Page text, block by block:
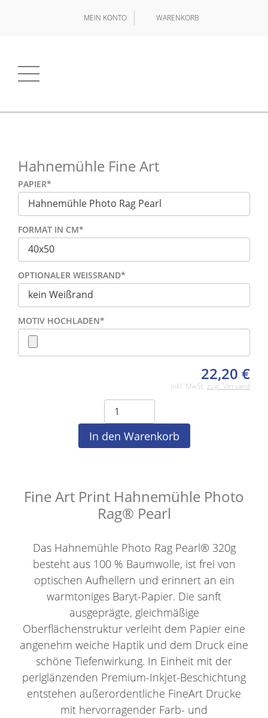
MEIN KONTO WARENKORB
Hahnemühle Fine Art
PAPIER*
FORMAT IN CM*
OPTIONALER WEISSRAND *
MOTIV HOCHLADEN*
22,20 €
inkl. MwSt. zzgl. Versand
Fine Art Print Hahnemühle Photo
Rag® Pearl
Das Hahnemühle Photo Rag Pearl® 320g
besteht aus 100 % Baumwolle, ist frei von
optischen Aufhellern und erinnert an ein
warmtoniges Baryt-Papier. Die sanft
ausgeprägte, gleichmäßige
Oberflächenstruktur verleiht dem Papier eine
angenehm weiche Haptik und dem Druck eine
schöne Tiefenwirkung. In Einheit mit der
perlglänzenden Premium-Inkjet-Beschichtung
entstehen außerordentliche FineArt Drucke
mit hervorragender Farb- und